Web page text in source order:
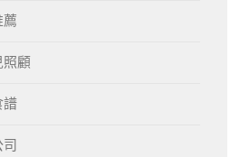
薦
照顧
譜